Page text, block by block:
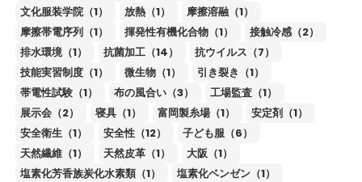
文化服装学院（1）
放熱（1）
摩擦溶融（1）
摩擦帯電序列（1）
揮発性有機化合物（1）
接触冷感（2）
排水環境（1）
抗菌加工（14）
抗ウイルス（7）
技能実習制度（1）
微生物（1）
引き裂き（1）
帯電性試験（1）
布の風合い（3）
工場監査（1）
展示会（2）
寝具（1） 富岡製糸場（1）
安定剤（1）
安全衛生（1）
安全性（12）
子ども服（6）
天然繊維（1）
天然皮革（1）
大阪（1）
塩素化芳香族炭化水素類（1）
塩素化ベンゼン（1）